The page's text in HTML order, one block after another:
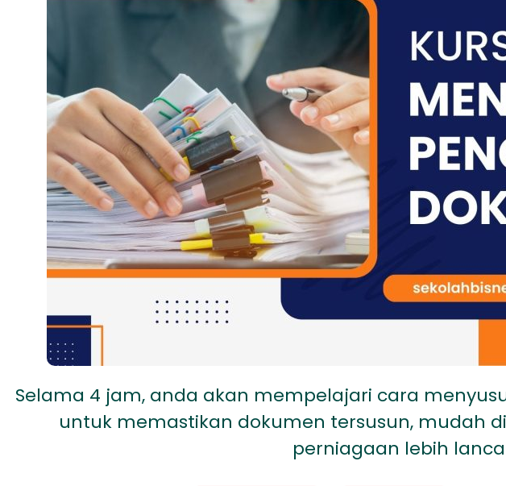
Selama 4 jam, anda akan mempelajari cara
untuk memastikan dokumen tersusun, mudah
perniagaan lebih